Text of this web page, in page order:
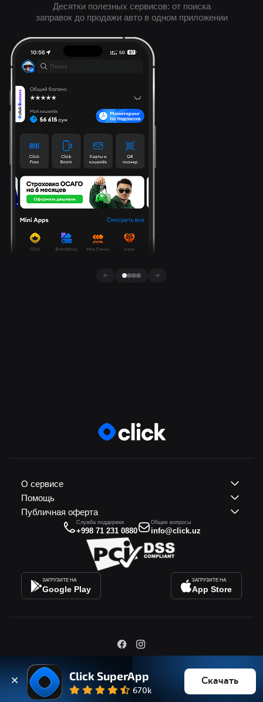
Десятки полезных сервисов: от поиска
заправок до продажи авто в одном приложении
Служба поддержки
+998 71 231 0880
Общие вопросы
info@click.uz
ЗАГРУЗИТЕ НА
Google Play
ЗАГРУЗИТЕ НА
App Store
О сервисе
Помощь
Публичная оферта
AO "Click" © 2011-2026. Все права защищены. Лицензии
МРИТИК РУз АА №0006341. Лицензия ЦБ РУз №1
Click SuperApp
670k
Скачать